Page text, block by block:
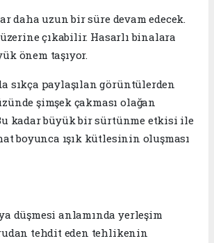
daha uzun bir süre devam edecek.
çıkabilir. Hasarlı binalara
önem taşıyor.
sıkça paylaşılan görüntülerden
şimşek çakması olağan
kadar büyük bir sürtünme etkisi ile
boyunca ışık kütlesinin oluşması
düşmesi anlamında yerleşim
tehdit eden tehlikenin